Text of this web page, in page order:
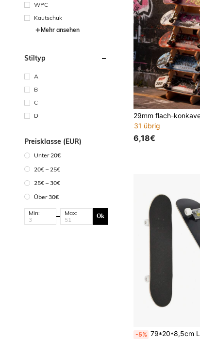
WPC
Kautschuk
Mehr ansehen
Stiltyp
A
B
C
D
Preisklasse (EUR)
Unter 20€
20€ – 25€
25€ – 30€
Über 30€
Min: Max: Ok
31 übrig
6,18€
-5% 79*20*8,5cm Lackierte Rückwand